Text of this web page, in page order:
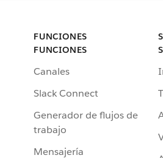
FUNCIONES
FUNCIONES
Canales
Slack Connect
Generador de flujos de
trabajo
Mensajería